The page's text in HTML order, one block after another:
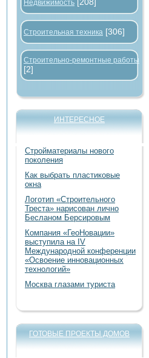
Недвижимость
Строительная техника [306]
Строительно-ремонтные работы
[2]
ИНТЕРЕСНОЕ
Стройматериалы нового
поколения
Как выбрать пластиковые
окна
Логотип «Строительного
Треста» нарисован лично
Бесланом Берсировым
Компания «ГеоНовации»
выступила на IV
Международной конференции
«Освоение инновационных
технологий»
Москва глазами туриста
ГОТОВЫЕ ПРОЕКТЫ ДОМОВ